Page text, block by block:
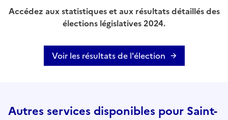
Accédez aux statistiques et aux résultats détaillés des
élections législatives 2024.
Voir les résultats de l'élection
Autres services disponibles pour Saint-